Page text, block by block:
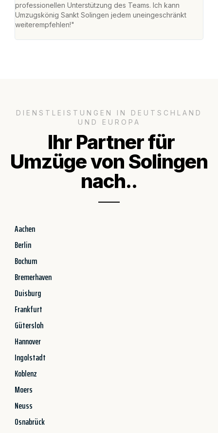
professionellen Unterstützung des Teams. Ich kann
Umzugskönig Sankt Solingen jedem uneingeschränkt
weiterempfehlen!"
DIENSTLEISTUNGEN IN DEUTSCHLAND
UND EUROPA
Ihr Partner für
Umzüge von Solingen
nach..
Aachen
Berlin
Bochum
Bremerhaven
Duisburg
Frankfurt
Gütersloh
Hannover
Ingolstadt
Koblenz
Moers
Neuss
Osnabrück